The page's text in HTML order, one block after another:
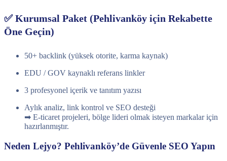
✅ Kurumsal Paket (Pehlivanköy için Rekabette
Öne Geçin)
50+ backlink (yüksek otorite, karma kaynak)
EDU / GOV kaynaklı referans linkler
3 profesyonel içerik ve tanıtım yazısı
Aylık analiz, link kontrol ve SEO desteği
➡ E-ticaret projeleri, bölge lideri olmak isteyen markalar için
hazırlanmıştır.
Neden Lejyo? Pehlivanköy’de Güvenle SEO Yapın